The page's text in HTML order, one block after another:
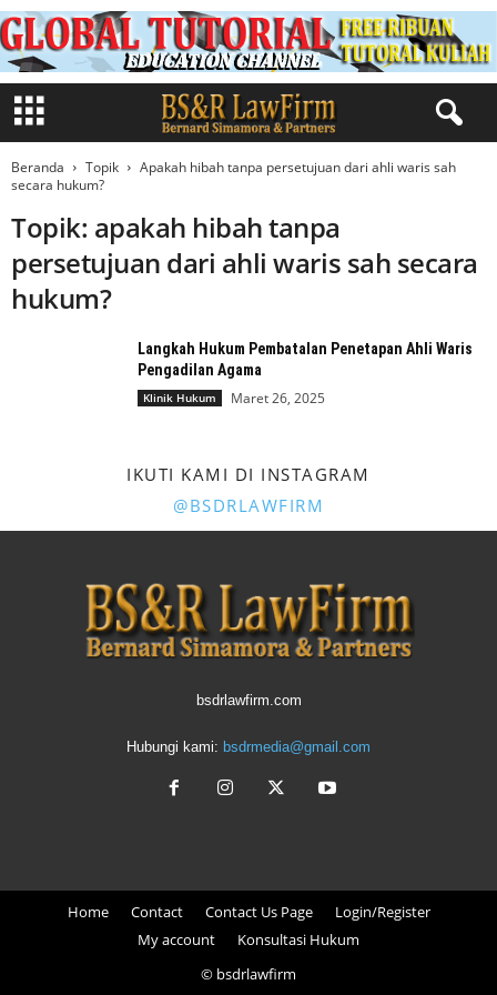
Beranda Topik
Apakah hibah tanpa persetujuan dari ahli waris sah
secara hukum?
Topik: apakah hibah tanpa
persetujuan dari ahli waris sah secara
hukum?
Langkah Hukum Pembatalan Penetapan Ahli Waris
Pengadilan Agama
Klinik Hukum Maret 26, 2025
IKUTI KAMI DI INSTAGRAM
@BSDRLAWFIRM
bsdrlawfirm.com
Hubungi kami: bsdrmedia@gmail.com
Home Contact Contact Us Page
Login/Register
My account
Konsultasi Hukum
© bsdrlawfirm